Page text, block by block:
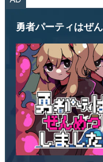
勇者パーティはぜ